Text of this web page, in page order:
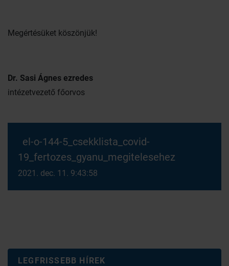
Megértésüket köszönjük!
Dr. Sasi Ágnes ezredes
intézetvezető főorvos
el-o-144-5_csekklista_covid-
19_fertozes_gyanu_megitelesehez
2021. dec. 11. 9:43:58
LEGFRISSEBB HÍREK